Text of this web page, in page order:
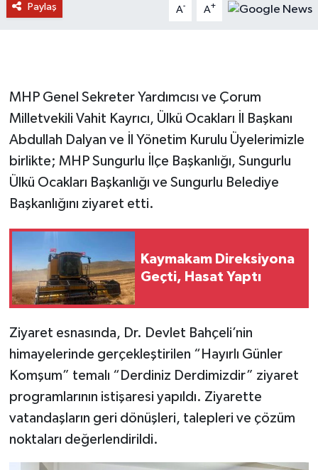
Paylaş A- A+
MHP Genel Sekreter Yardımcısı ve Çorum
Milletvekili Vahit Kayrıcı, Ülkü Ocakları İl Başkanı
Abdullah Dalyan ve İl Yönetim Kurulu Üyelerimizle
birlikte; MHP Sungurlu İlçe Başkanlığı, Sungurlu
Ülkü Ocakları Başkanlığı ve Sungurlu Belediye
Başkanlığını ziyaret etti.
Kaymakam Direksiyona
Geçti, Hasat Yaptı
Ziyaret esnasında, Dr. Devlet Bahçeli’nin
himayelerinde gerçekleştirilen “Hayırlı Günler
Komşum” temalı “Derdiniz Derdimizdir” ziyaret
programlarının istişaresi yapıldı. Ziyarette
vatandaşların geri dönüşleri, talepleri ve çözüm
noktaları değerlendirildi.